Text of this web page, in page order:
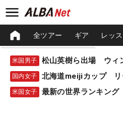
全ツアー ギア レッ
米国男子
国内女子 北海道meijiカップ リ
米国女子 最新の世界ランキング